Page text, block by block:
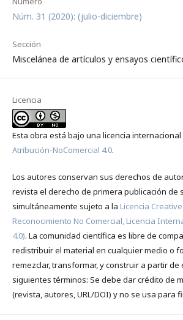
Núm. 31 (2020): (julio-diciembre)
Sección
Miscelánea de artículos y ensayos
Licencia
Esta obra está bajo una licencia internacional
Atribución-NoComercial 4.0.
Los autores conservan sus derechos de
revista el derecho de primera publicación de
simultáneamente sujeto a la Licencia
Reconocimiento No Comercial, Licencia
4.0). La comunidad científica es libre de
redistribuir el material en cualquier medio o
remezclar, transformar, y construir a partir de
siguientes términos: Se debe dar crédito de
(revista, autores, URL/DOI) y no se usa para